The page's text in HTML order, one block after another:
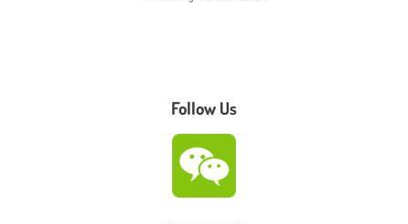
Follow Us